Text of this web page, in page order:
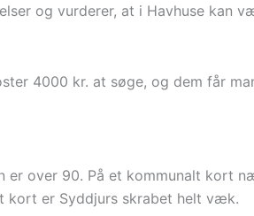
og vurderer, at i Havhuse kan
4000 kr. at søge, og dem får
er over 90. På et kommunalt kort
kort er Syddjurs skrabet helt væk.